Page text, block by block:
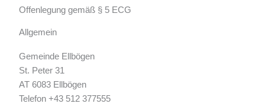
Offenlegung gemäß § 5 ECG
Allgemein
Gemeinde Ellbögen
St. Peter 31
AT 6083 Ellbögen
Telefon +43 512 377555